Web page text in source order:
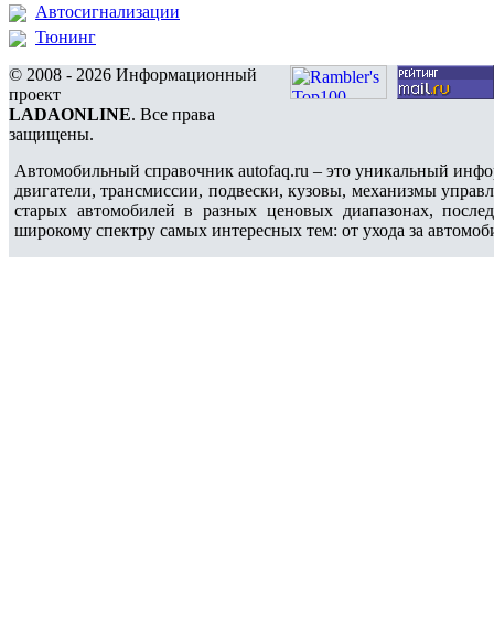
Автосигнализации
Тюнинг
© 2008 - 2026 Информационный
проект
LADAONLINE. Все права
защищены.
Автомобильный справочник autofaq.ru – это уникальный
двигатели, трансмиссии, подвески, кузовы, механизмы
старых автомобилей в разных ценовых диапазонах,
широкому спектру самых интересных тем: от ухода за